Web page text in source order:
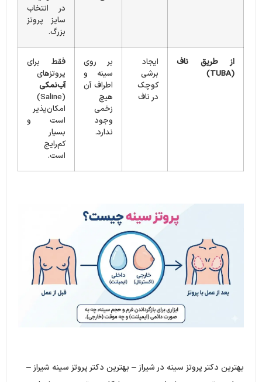
در انتخاب
سایز پروتز
بزرگ.
از طریق ناف
(TUBA)
ایجاد
برشی
کوچک
در ناف
بر روی
سینه و
اطراف آن
هیچ
زخمی
وجود
ندارد.
فقط برای
پروتزهای
آب‌نمکی
(Saline)
امکان‌پذیر
است و
بسیار
کم‌رایج
است.
بهترین دکتر پروتز سینه در شیراز – بهترین دکتر پروتز سینه شیراز –